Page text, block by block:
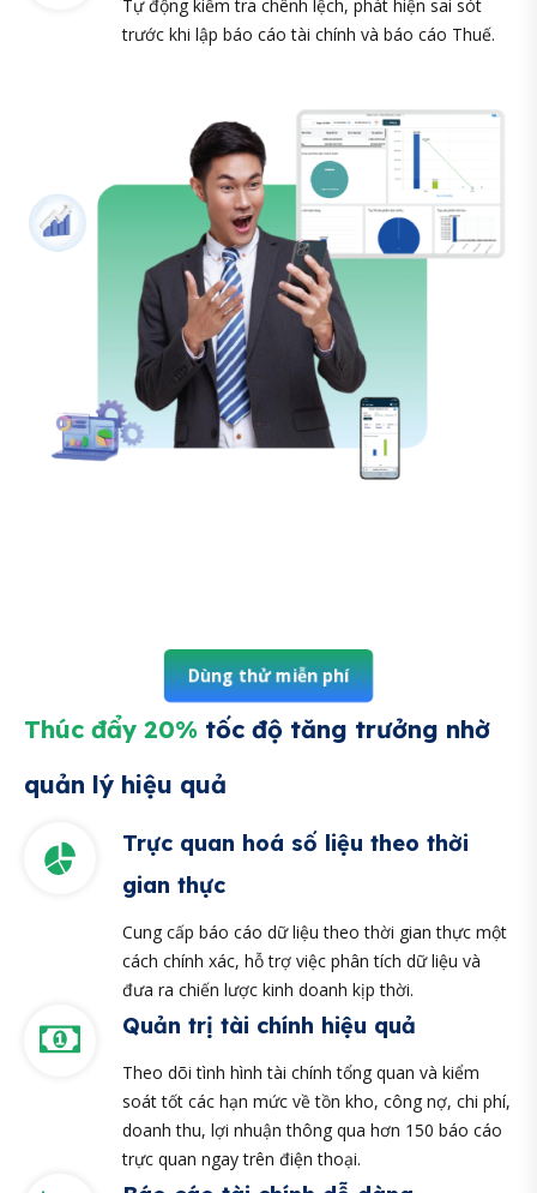
Tự động kiểm tra chênh lệch, phát hiện sai sót
trước khi lập báo cáo tài chính và báo cáo Thuế.
Dùng thử miễn phí
Thúc đẩy 20% tốc độ tăng trưởng nhờ
quản lý hiệu quả
Trực quan hoá số liệu theo thời
gian thực
Cung cấp báo cáo dữ liệu theo thời gian thực một
cách chính xác, hỗ trợ việc phân tích dữ liệu và
đưa ra chiến lược kinh doanh kịp thời.
Quản trị tài chính hiệu quả
Theo dõi tình hình tài chính tổng quan và kiểm
soát tốt các hạn mức về tồn kho, công nợ, chi phí,
doanh thu, lợi nhuận thông qua hơn 150 báo cáo
trực quan ngay trên điện thoại.